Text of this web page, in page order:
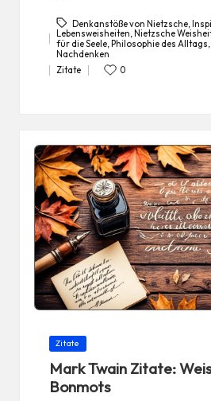
Tags:
Denkanstöße von Nietzsche ,
Lebensweisheiten, Nietzsche
für die Seele, Philosophie des Alltags,
Nachdenken
Posted
Zitate 0
Posted
Zitate
Mark Twain Zitate:
Bonmots